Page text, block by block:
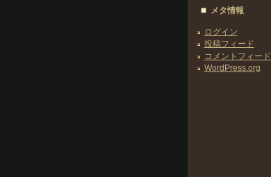
ゴ
ー
メタ情報
ログイン
投稿フィード
コメントフィード
WordPress.org